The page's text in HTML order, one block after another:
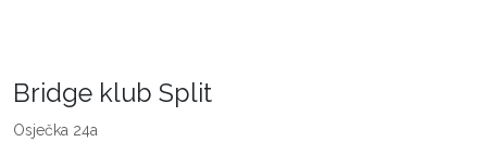
Bridge klub Split
Osječka 24a